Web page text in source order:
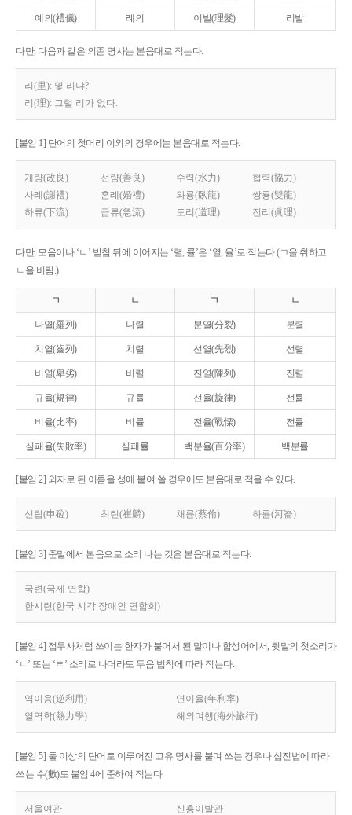
예의(禮儀) 례의 이발(理髮) 리발
다만, 다음과 같은 의존 명사는 본음대로 적는다.
리(里): 몇 리냐?
리(理): 그럴 리가 없다.
[붙임 1] 단어의 첫머리 이외의 경우에는 본음대로 적는다.
개량(改良) 선량(善良) 수력(水力)
협력(協力)
사례(謝禮)
혼례(婚禮) 와룡(臥龍)
쌍룡(雙龍)
하류(下流)
급류(急流) 도리(道理) 진리(眞理)
다만, 모음이나 ‘ㄴ’ 받침 뒤에 이어지는 ‘렬, 률’은 ‘열, 율’로 적는다.(ㄱ을 취하고
ㄴ을 버림.)
ㄱ ㄴ ㄱ ㄴ
나열(羅列) 나렬 분열(分裂) 분렬
치열(齒列) 치렬 선열(先烈) 선렬
비열(卑劣) 비렬 진열(陳列) 진렬
규율(規律) 규률 선율(旋律) 선률
비율(比率) 비률 전율(戰慄) 전률
실패율(失敗率) 실패률 백분율(百分率) 백분률
[붙임 2] 외자로 된 이름을 성에 붙여 쓸 경우에도 본음대로 적을 수 있다.
신립(申砬) 최린(崔麟) 채륜(蔡倫) 하륜(河崙)
[붙임 3] 준말에서 본음으로 소리 나는 것은 본음대로 적는다.
국련(국제 연합)
한시련(한국 시각 장애인 연합회)
[붙임 4] 접두사처럼 쓰이는 한자가 붙어서 된 말이나 합성어에서, 뒷말의 첫소리가
‘ㄴ’ 또는 ‘ㄹ’ 소리로 나더라도 두음 법칙에 따라 적는다.
역이용(逆利用)
연이율(年利率)
열역학(熱力學)
해외여행(海外旅行)
[붙임 5] 둘 이상의 단어로 이루어진 고유 명사를 붙여 쓰는 경우나 십진법에 따라
쓰는 수(數)도 붙임 4에 준하여 적는다.
서울여관 신흥이발관